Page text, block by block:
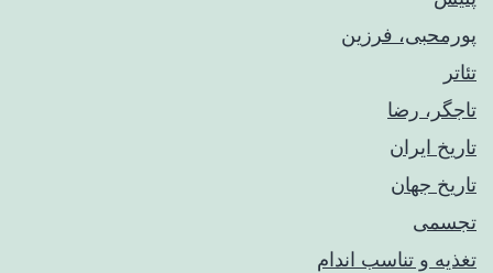
پورمحبی، فرزین
تئاتر
تاجگر، رضا
تاریخ ایران
تاریخ جهان
تجسمی
تغذیه و تناسب اندام